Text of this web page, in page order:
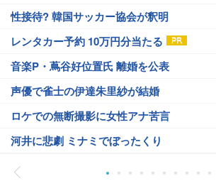
性接待? 韓国サッカー協会が釈明
レンタカー予約 10万円分当たる
音楽P・蔦谷好位置氏 離婚を公表
声優で雀士の伊達朱里紗が結婚
ロケでの無断撮影に女性アナ苦言
河井に悲劇 ミナミでぼったくり